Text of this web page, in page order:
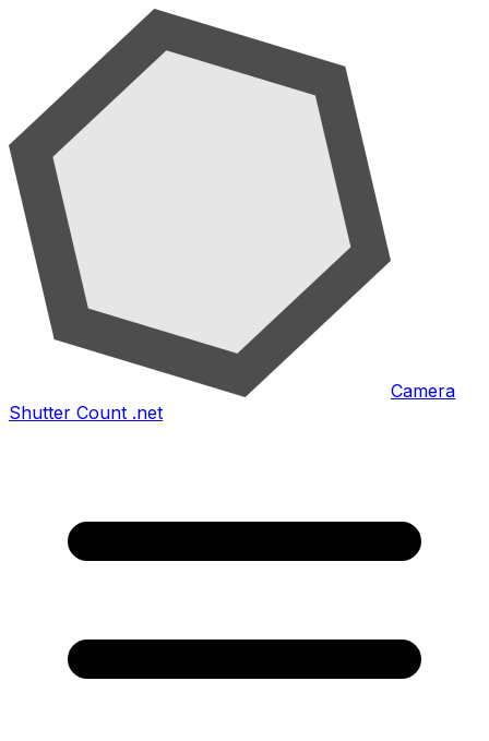
Camera
Shutter Count .net